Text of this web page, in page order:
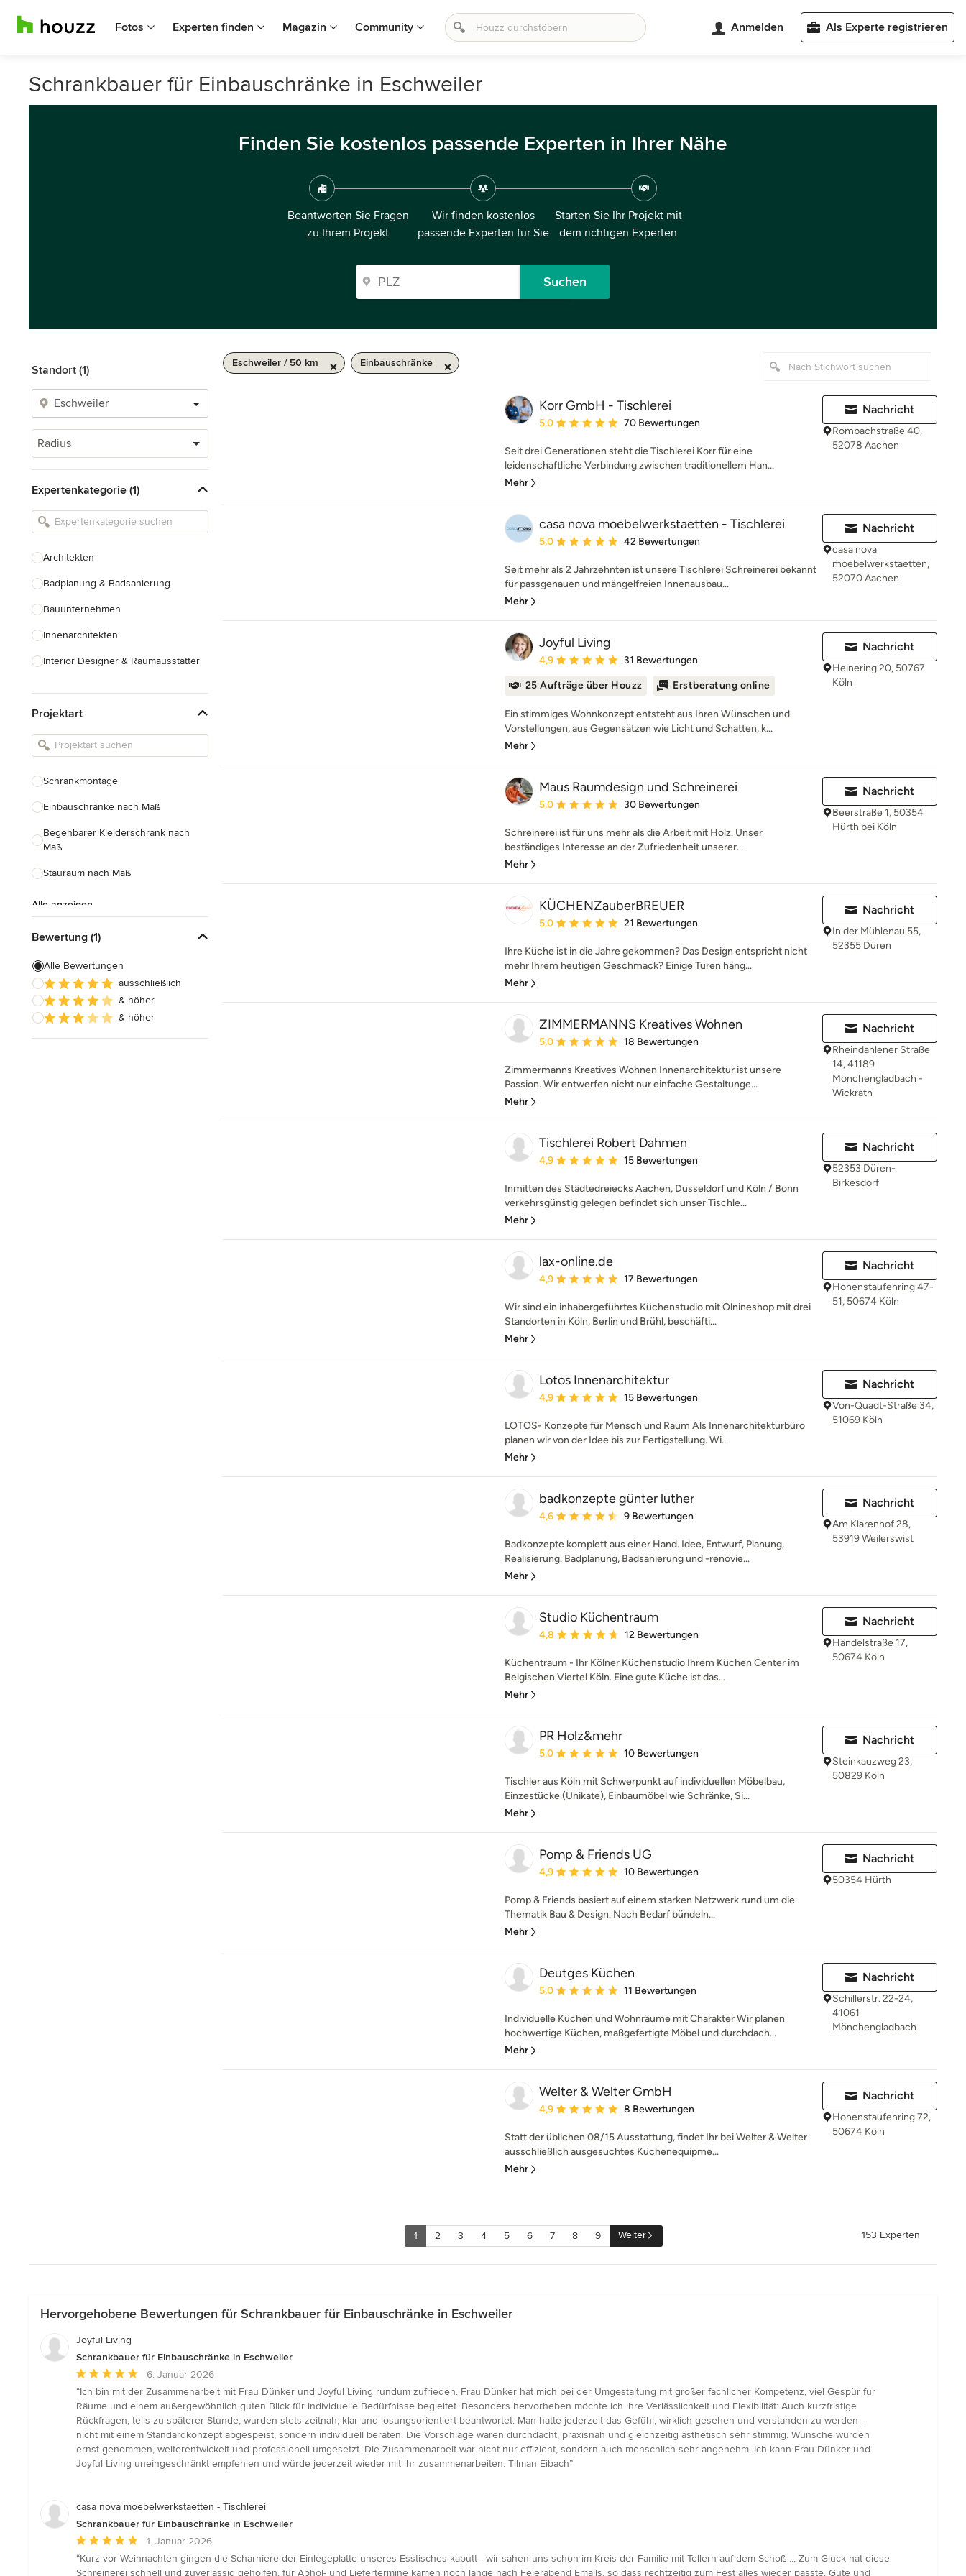
Fotos Experten finden Magazin Community Anmelden Als Experte registrieren
Schrankbauer für Einbauschränke in Eschweiler
Finden Sie kostenlos passende Experten in Ihrer Nähe
Beantworten Sie Fragen
zu Ihrem Projekt
Wir finden kostenlos
passende Experten für Sie
Starten Sie Ihr Projekt mit
dem richtigen Experten
Suchen
Standort (1)
Radius
Expertenkategorie (1)
Architekten
Badplanung & Badsanierung
Bauunternehmen
Innenarchitekten
Interior Designer & Raumausstatter
Landschaftsarchitekten
Armaturen & Sanitärbedarf
Einbauschränke
Projektart
Schrankmontage
Einbauschränke nach Maß
Begehbarer Kleiderschrank nach
Maß
Stauraum nach Maß
Alle anzeigen
Bewertung (1)
Alle Bewertungen
ausschließlich
& höher
& höher
Eschweiler / 50 km Einbauschränke
Korr GmbH - Tischlerei
Durchschnittliche Bewertung: 5 von 5 Sternen
5,0 70 Bewertungen
Seit drei Generationen steht die Tischlerei Korr für eine
leidenschaftliche Verbindung zwischen traditionellem Han...
Mehr
Nachricht
Rombachstraße 40,
52078 Aachen
casa nova moebelwerkstaetten - Tischlerei
Durchschnittliche Bewertung: 5 von 5 Sternen
5,0 42 Bewertungen
Seit mehr als 2 Jahrzehnten ist unsere Tischlerei Schreinerei bekannt
für passgenauen und mängelfreien Innenausbau...
Mehr
Nachricht
casa nova
moebelwerkstaetten,
52070 Aachen
Joyful Living
Durchschnittliche Bewertung: 4.9 von 5 Sternen
4,9 31 Bewertungen
25 Aufträge über Houzz Erstberatung online
Ein stimmiges Wohnkonzept entsteht aus Ihren Wünschen und
Vorstellungen, aus Gegensätzen wie Licht und Schatten, k...
Mehr
Nachricht
Heinering 20, 50767
Köln
Maus Raumdesign und Schreinerei
Durchschnittliche Bewertung: 5 von 5 Sternen
5,0 30 Bewertungen
Schreinerei ist für uns mehr als die Arbeit mit Holz. Unser
beständiges Interesse an der Zufriedenheit unserer...
Mehr
Nachricht
Beerstraße 1, 50354
Hürth bei Köln
KÜCHENZauberBREUER
Durchschnittliche Bewertung: 5 von 5 Sternen
5,0 21 Bewertungen
Ihre Küche ist in die Jahre gekommen? Das Design entspricht nicht
mehr Ihrem heutigen Geschmack? Einige Türen häng...
Mehr
Nachricht
In der Mühlenau 55,
52355 Düren
ZIMMERMANNS Kreatives Wohnen
Durchschnittliche Bewertung: 5 von 5 Sternen
5,0 18 Bewertungen
Zimmermanns Kreatives Wohnen Innenarchitektur ist unsere
Passion. Wir entwerfen nicht nur einfache Gestaltunge...
Mehr
Nachricht
Rheindahlener Straße
14, 41189
Mönchengladbach -
Wickrath
Tischlerei Robert Dahmen
Durchschnittliche Bewertung: 4.9 von 5 Sternen
4,9 15 Bewertungen
Inmitten des Städtedreiecks Aachen, Düsseldorf und Köln / Bonn
verkehrsgünstig gelegen befindet sich unser Tischle...
Mehr
Nachricht
52353 Düren-
Birkesdorf
lax-online.de
Durchschnittliche Bewertung: 4.9 von 5 Sternen
4,9 17 Bewertungen
Wir sind ein inhabergeführtes Küchenstudio mit Olnineshop mit drei
Standorten in Köln, Berlin und Brühl, beschäfti...
Mehr
Nachricht
Hohenstaufenring 47-
51, 50674 Köln
Lotos Innenarchitektur
Durchschnittliche Bewertung: 4.9 von 5 Sternen
4,9 15 Bewertungen
LOTOS- Konzepte für Mensch und Raum Als Innenarchitekturbüro
planen wir von der Idee bis zur Fertigstellung. Wi...
Mehr
Nachricht
Von-Quadt-Straße 34,
51069 Köln
badkonzepte günter luther
Durchschnittliche Bewertung: 4.6 von 5 Sternen
4,6 9 Bewertungen
Badkonzepte komplett aus einer Hand. Idee, Entwurf, Planung,
Realisierung. Badplanung, Badsanierung und -renovie...
Mehr
Nachricht
Am Klarenhof 28,
53919 Weilerswist
Studio Küchentraum
Durchschnittliche Bewertung: 4.8 von 5 Sternen
4,8 12 Bewertungen
Küchentraum - Ihr Kölner Küchenstudio Ihrem Küchen Center im
Belgischen Viertel Köln. Eine gute Küche ist das...
Mehr
Nachricht
Händelstraße 17,
50674 Köln
PR Holz&mehr
Durchschnittliche Bewertung: 5 von 5 Sternen
5,0 10 Bewertungen
Tischler aus Köln mit Schwerpunkt auf individuellen Möbelbau,
Einzestücke (Unikate), Einbaumöbel wie Schränke, Si...
Mehr
Nachricht
Steinkauzweg 23,
50829 Köln
Pomp & Friends UG
Durchschnittliche Bewertung: 4.9 von 5 Sternen
4,9 10 Bewertungen
Pomp & Friends basiert auf einem starken Netzwerk rund um die
Thematik Bau & Design. Nach Bedarf bündeln...
Mehr
Nachricht
50354 Hürth
Deutges Küchen
Durchschnittliche Bewertung: 5 von 5 Sternen
5,0 11 Bewertungen
Individuelle Küchen und Wohnräume mit Charakter Wir planen
hochwertige Küchen, maßgefertigte Möbel und durchdach...
Mehr
Nachricht
Schillerstr. 22-24,
41061
Mönchengladbach
Welter & Welter GmbH
Durchschnittliche Bewertung: 4.9 von 5 Sternen
4,9 8 Bewertungen
Statt der üblichen 08/15 Ausstattung, findet Ihr bei Welter & Welter
ausschließlich ausgesuchtes Küchenequipme...
Mehr
Nachricht
Hohenstaufenring 72,
50674 Köln
1 2 3 4 5 6 7 8 9 Weiter 153 Experten
Hervorgehobene Bewertungen für Schrankbauer für Einbauschränke in Eschweiler
Joyful Living
Schrankbauer für Einbauschränke in Eschweiler
Durchschnittliche
Bewertung:
5
von
5
Sternen
6. Januar 2026
“Ich bin mit der Zusammenarbeit mit Frau Dünker und Joyful Living rundum zufrieden. Frau Dünker hat mich bei der Umgestaltung mit großer fachlicher Kompetenz, viel Gespür für
Räume und einem außergewöhnlich guten Blick für individuelle Bedürfnisse begleitet. Besonders hervorheben möchte ich ihre Verlässlichkeit und Flexibilität: Auch kurzfristige
Rückfragen, teils zu späterer Stunde, wurden stets zeitnah, klar und lösungsorientiert beantwortet. Man hatte jederzeit das Gefühl, wirklich gesehen und verstanden zu werden –
nicht mit einem Standardkonzept abgespeist, sondern individuell beraten. Die Vorschläge waren durchdacht, praxisnah und gleichzeitig ästhetisch sehr stimmig. Wünsche wurden
ernst genommen, weiterentwickelt und professionell umgesetzt. Die Zusammenarbeit war nicht nur effizient, sondern auch menschlich sehr angenehm. Ich kann Frau Dünker und
Joyful Living uneingeschränkt empfehlen und würde jederzeit wieder mit ihr zusammenarbeiten. Tilman Eibach”
casa nova moebelwerkstaetten - Tischlerei
Schrankbauer für Einbauschränke in Eschweiler
Durchschnittliche
Bewertung:
5
1. Januar 2026
“Kurz vor Weihnachten gingen die Scharniere der Einlegeplatte unseres Esstisches kaputt - wir sahen uns schon im Kreis der Familie mit Tellern auf dem Schoß ... Zum Glück hat diese
Schreinerei schnell und zuverlässig geholfen, für Abhol- und Liefertermine kamen noch lange nach Feierabend Emails, so dass rechtzeitig zum Fest alles wieder passte. Gute und